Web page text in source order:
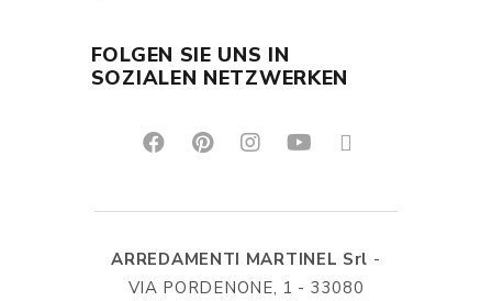
FOLGEN SIE UNS IN
SOZIALEN NETZWERKEN
ARREDAMENTI MARTINEL Srl -
VIA PORDENONE, 1 - 33080